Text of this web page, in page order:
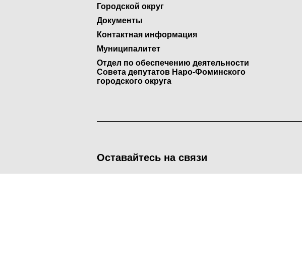
Городской округ
Документы
Контактная информация
Муниципалитет
Отдел по обеспечению деятельности
Совета депутатов Наро-Фоминского
городского округа
Оставайтесь на связи